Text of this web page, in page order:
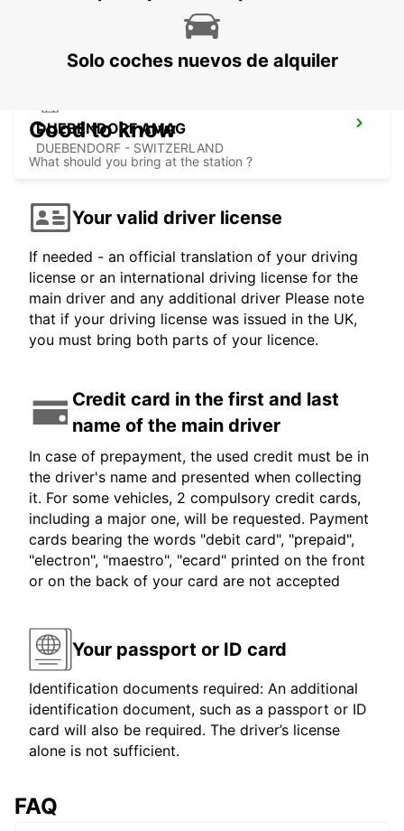
BACHENBUELACH - SWITZERLAND
DUEBENDORF AMAG
DUEBENDORF - SWITZERLAND
Solo coches nuevos de alquiler
Good to know
What should you bring at the station ?
Your valid driver license
If needed - an official translation of your driving
license or an international driving license for the
main driver and any additional driver Please note
that if your driving license was issued in the UK,
you must bring both parts of your licence.
Credit card in the first and last
name of the main driver
In case of prepayment, the used credit must be in
the driver's name and presented when collecting
it. For some vehicles, 2 compulsory credit cards,
including a major one, will be requested. Payment
cards bearing the words "debit card", "prepaid",
"electron", "maestro", "ecard" printed on the front
or on the back of your card are not accepted
Your passport or ID card
Identification documents required: An additional
identification document, such as a passport or ID
card will also be required. The driver’s license
alone is not sufficient.
FAQ